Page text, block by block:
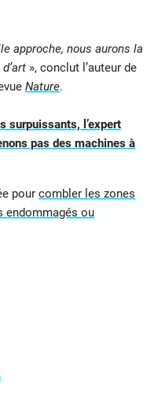
approche, nous aurons la
», conclut l’auteur de
Nature.
surpuissants, l’expert
pas des machines à
pour combler les zones
endommagés ou